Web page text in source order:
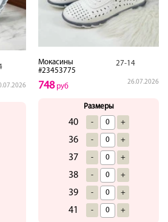
Мокасины
#23453775
27-14
26.07.2026
748руб
Размеры
40 - +
36 - +
37 - +
38 - +
39 - +
41 - +